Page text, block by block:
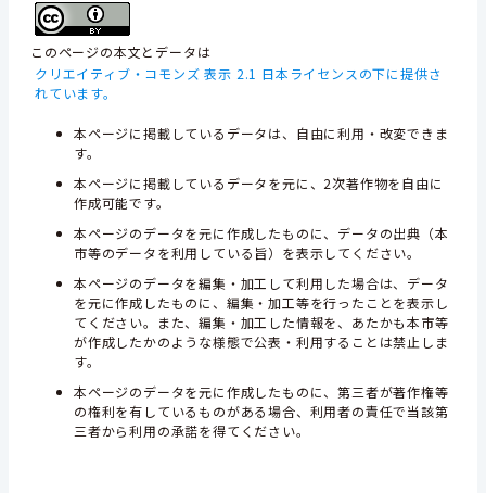
このページの本文とデータは
クリエイティブ・コモンズ 表示 2.1 日本ライセンスの下に提供さ
れています。
本ページに掲載しているデータは、自由に利用・改変できま
す。
本ページに掲載しているデータを元に、2次著作物を自由に
作成可能です。
本ページのデータを元に作成したものに、データの出典（本
市等のデータを利用している旨）を表示してください。
本ページのデータを編集・加工して利用した場合は、データ
を元に作成したものに、編集・加工等を行ったことを表示し
てください。また、編集・加工した情報を、あたかも本市等
が作成したかのような様態で公表・利用することは禁止しま
す。
本ページのデータを元に作成したものに、第三者が著作権等
の権利を有しているものがある場合、利用者の責任で当該第
三者から利用の承諾を得てください。